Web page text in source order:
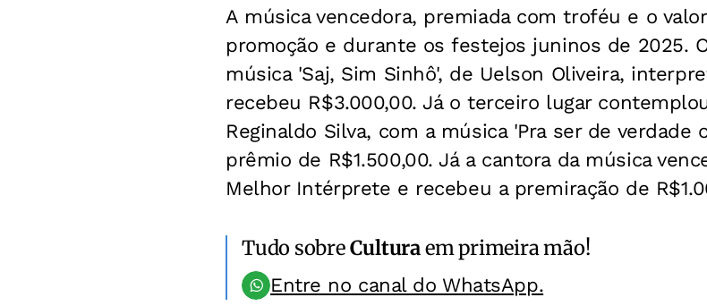
A música vencedora, premiada com troféu e o
promoção e durante os festejos juninos de 2025.
música 'Saj, Sim Sinhô', de Uelson Oliveira,
recebeu R$3.000,00. Já o terceiro lugar
Reginaldo Silva, com a música 'Pra ser de verdade
prêmio de R$1.500,00. Já a cantora da música
Melhor Intérprete e recebeu a premiração de
Tudo sobreCulturaem primeira mão!
Entre no canal do WhatsApp.